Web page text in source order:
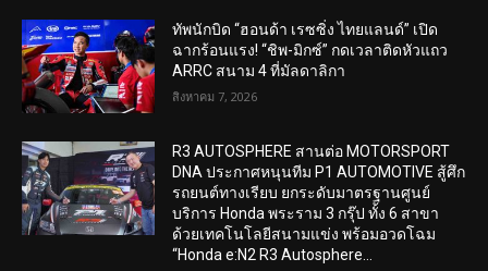
ทัพนักบิด “ฮอนด้า เรซซิ่ง ไทยแลนด์” เปิด
ฉากร้อนแรง! “ชิพ-มิกซ์” กดเวลาติดหัวแถว
ARRC สนาม 4 ที่มัลดาลิกา
สิงหาคม 7, 2026
R3 AUTOSPHERE สานต่อ MOTORSPORT
DNA ประกาศหนุนทีม P1 AUTOMOTIVE สู้ศึก
รถยนต์ทางเรียบ ยกระดับมาตรฐานศูนย์
บริการ Honda พระราม 3 กรุ๊ป ทั้ง 6 สาขา
ด้วยเทคโนโลยีสนามแข่ง พร้อมอวดโฉม
“Honda e:N2 R3 Autosphere...